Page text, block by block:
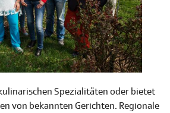
Spezialitäten oder bietet
von bekannten Gerichten. Regionale